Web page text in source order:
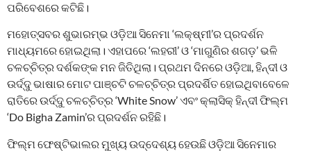
ପରିବେଶରେ କଟିଛି।
ମହୋତ୍ସବର ଶୁଭାରମ୍ଭ ଓଡ଼ିଆ ସିନେମା ‘ଲକ୍ଷ୍ମୀ’ର ପ୍ରଦର୍ଶନ
ମାଧ୍ୟମରେ ହୋଇଥିଲା। ଏହାପରେ ‘ଲହରୀ’ ଓ ‘ମାଗୁଣିର ଶଗଡ଼’ ଭଳି
ଚଳଚ୍ଚିତ୍ର ଦର୍ଶକଙ୍କ ମନ ଜିତିଥିଲା। ପ୍ରଥମ ଦିନରେ ଓଡ଼ିଆ, ହିନ୍ଦୀ ଓ
ଉର୍ଦ୍ଦୁ ଭାଷାର ମୋଟ ପାଞ୍ଚଟି ଚଳଚ୍ଚିତ୍ର ପ୍ରଦର୍ଶିତ ହୋଇଥିବାବେଳେ
ରାତିରେ ଉର୍ଦ୍ଦୁ ଚଳଚ୍ଚିତ୍ର ‘White Snow’ ଏବଂ କ୍ଲାସିକ୍ ହିନ୍ଦୀ ଫିଲ୍ମ
‘Do Bigha Zamin’ର ପ୍ରଦର୍ଶନ ରହିଛି।
ଫିଲ୍ମ ଫେଷ୍ଟିଭାଲର ମୁଖ୍ୟ ଉଦ୍ଦେଶ୍ୟ ହେଉଛି ଓଡ଼ିଆ ସିନେମାର